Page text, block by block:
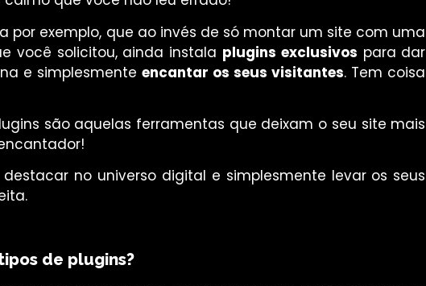
por exemplo, que ao invés de só montar um site com uma
você solicitou, ainda instala plugins exclusivos para dar
e simplesmente encantar os seus visitantes. Tem coisa
são aquelas ferramentas que deixam o seu site mais
no universo digital e simplesmente levar os seus
de plugins?